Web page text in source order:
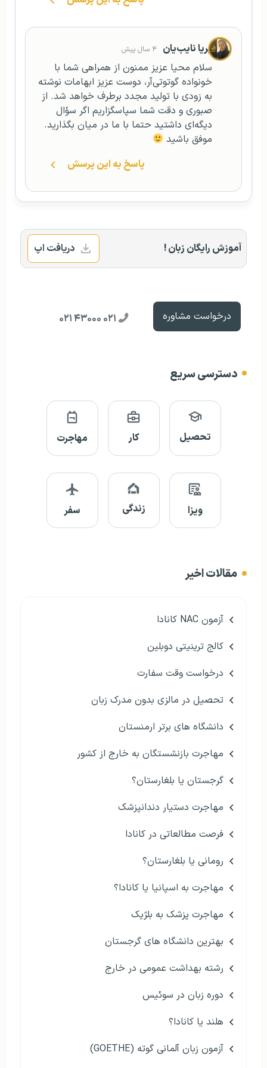
پریا نایب‌یان ۴ سال پیش
سلام محیا عزیز ممنون از همراهی شما با
خونواده گوتوتی‌آر، دوست عزیز ابهامات نوشته
به زودی با تولید مجدد برطرف خواهد شد. از
صبوری و دقت شما سپاسگزاریم اگر سؤال
دیگه‌ای داشتید حتما با ما در میان بگذارید.
موفق باشید
پاسخ به این پرسش
آموزش رایگان زبان ! دریافت اپ
درخواست مشاوره ۰۲۱ ۴۳۰۰۰ ۰۲۱
دسترسی سریع
تحصیل کار مهاجرت
ویزا زندگی سفر
مقالات اخیر
آزمون NAC کانادا
کالج ترینیتی دوبلین
درخواست وقت سفارت
تحصیل در مالزی بدون مدرک زبان
دانشگاه های برتر ارمنستان
مهاجرت بازنشستگان به خارج از کشور
گرجستان یا بلغارستان؟
مهاجرت دستیار دندانپزشک
فرصت مطالعاتی در کانادا
رومانی یا بلغارستان؟
مهاجرت به اسپانیا یا کانادا؟
مهاجرت پزشک به بلژیک
بهترین دانشگاه های گرجستان
رشته بهداشت عمومی در خارج
دوره زبان در سوئیس
هلند یا کانادا؟
آزمون زبان آلمانی گوته (GOETHE)